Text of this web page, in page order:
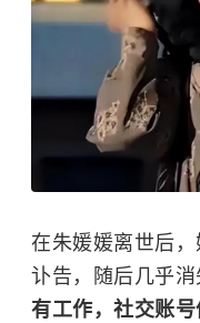
在朱媛媛离世后
讣告，随后几乎消
有工作，社交账